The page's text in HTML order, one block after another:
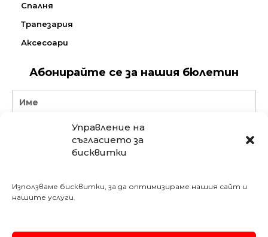
Управление на
съгласието за
бисквитки
Използваме бисквитки, за да оптимизираме нашия сайт и
нашите услуги.
Спалня
Трапезария
Аксесоари
Абонирайте се за нашия бюлетин
Последвайте ни в социалните мрежи: